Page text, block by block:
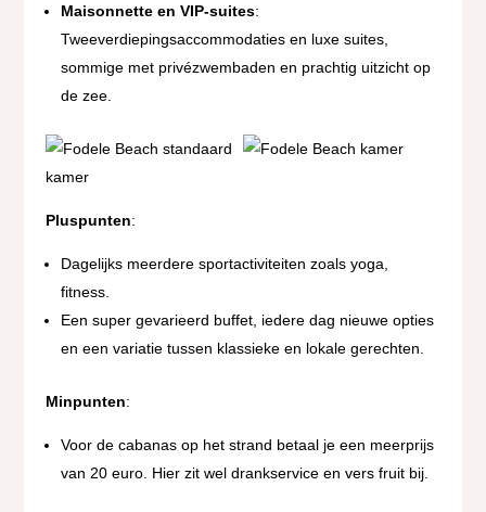
Maisonnette en VIP-suites:
Tweeverdiepingsaccommodaties en luxe suites,
sommige met privézwembaden en prachtig uitzicht op
de zee​.
Pluspunten:
Dagelijks meerdere sportactiviteiten zoals yoga,
fitness.
Een super gevarieerd buffet, iedere dag nieuwe opties
en een variatie tussen klassieke en lokale gerechten.
Minpunten:
Voor de cabanas op het strand betaal je een meerprijs
van 20 euro. Hier zit wel drankservice en vers fruit bij.